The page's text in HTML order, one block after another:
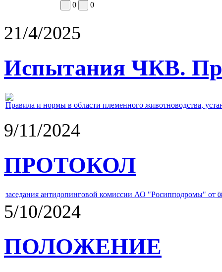
0 0
21/4/2025
Испытания ЧКВ.
Правила и нормы в области племенного животноводства,
9/11/2024
ПРОТОКОЛ
заседания антидопинговой комиссии АО "Росипподромы" от
5/10/2024
ПОЛОЖЕНИЕ